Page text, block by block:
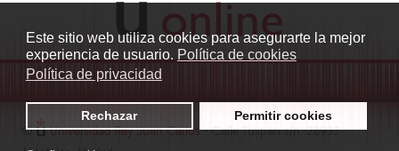
Este sitio web utiliza cookies para asegurarte la mejor
experiencia de usuario. Política de cookies
Política de privacidad
Rechazar Permitir cookies
© Universidad Rey Juan Carlos- Calle Tulipán s/n. 28933